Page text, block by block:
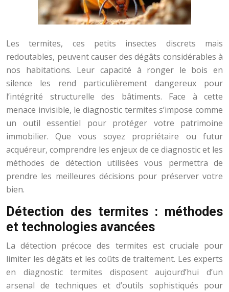
Les termites, ces petits insectes discrets mais
redoutables, peuvent causer des dégâts considérables à
nos habitations. Leur capacité à ronger le bois en
silence les rend particulièrement dangereux pour
l’intégrité structurelle des bâtiments. Face à cette
menace invisible, le diagnostic termites s’impose comme
un outil essentiel pour protéger votre patrimoine
immobilier. Que vous soyez propriétaire ou futur
acquéreur, comprendre les enjeux de ce diagnostic et les
méthodes de détection utilisées vous permettra de
prendre les meilleures décisions pour préserver votre
bien.
Détection des termites : méthodes
et technologies avancées
La détection précoce des termites est cruciale pour
limiter les dégâts et les coûts de traitement. Les experts
en diagnostic termites disposent aujourd’hui d’un
arsenal de techniques et d’outils sophistiqués pour